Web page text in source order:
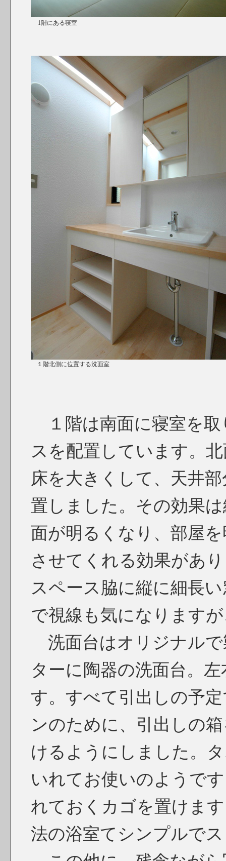
1階にある寝室
１階北側に位置する洗面室
１階は南面に寝室を取
スを配置しています。
床を大きくして、天井
置しました。その効果
面が明るくなり、部屋
させてくれる効果があ
スペース脇に縦に細長
で視線も気になります
洗面台はオリジナルで
ターに陶器の洗面台。
す。すべて引出しの予
ンのために、引出しの
けるようにしました。
いれてお使いのようで
れておくカゴを置けま
法の浴室てシンプルで